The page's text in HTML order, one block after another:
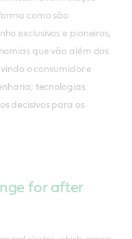
como são
exclusivos e pioneiros,
que vão além dos
o consumidor e
tecnologias
decisivos para os
for after